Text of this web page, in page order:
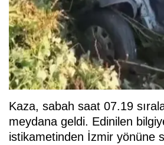
Kaza, sabah saat 07.19
meydana geldi. Edinilen
istikametinden İzmir yönüne